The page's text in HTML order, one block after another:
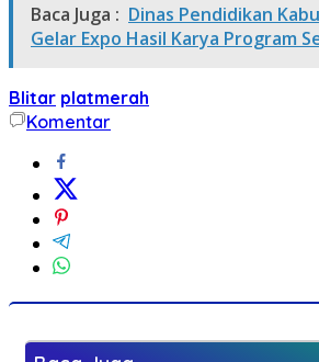
Baca Juga : Dinas Pendidikan
Gelar Expo Hasil Karya Program
Blitar platmerah
Komentar